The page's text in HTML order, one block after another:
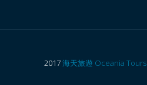
2017海天旅遊 Oceania Tours